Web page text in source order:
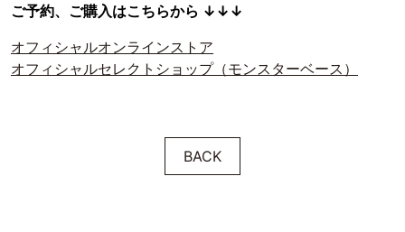
ご予約、ご購入はこちらから ↓↓↓
オフィシャルオンラインストア
オフィシャルセレクトショップ（モンスターベース）
BACK